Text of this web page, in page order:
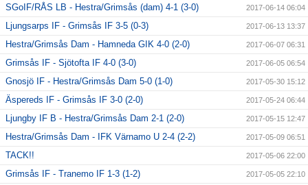
SGoIF/RÅS LB - Hestra/Grimsås (dam) 4-1 (3-0) 2017-06-14 06:04
Ljungsarps IF - Grimsås IF 3-5 (0-3) 2017-06-13 13:37
Hestra/Grimsås Dam - Hamneda GIK 4-0 (2-0) 2017-06-07 06:31
Grimsås IF - Sjötofta IF 4-0 (3-0) 2017-06-05 06:54
Gnosjö IF - Hestra/Grimsås Dam 5-0 (1-0) 2017-05-30 15:12
Äspereds IF - Grimsås IF 3-0 (2-0) 2017-05-24 06:44
Ljungby IF B - Hestra/Grimsås Dam 2-1 (2-0) 2017-05-15 12:47
Hestra/Grimsås Dam - IFK Värnamo U 2-4 (2-2) 2017-05-09 06:51
TACK!! 2017-05-06 22:00
Grimsås IF - Tranemo IF 1-3 (1-2) 2017-05-05 22:10